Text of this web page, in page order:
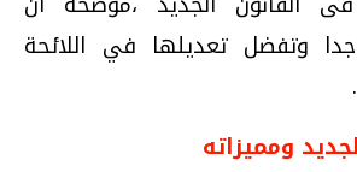
جدا وتفضل تعديلها في اللائحة
ومميزاته